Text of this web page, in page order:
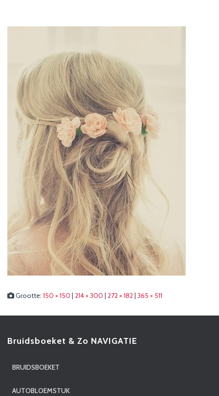
Grootte: 150 × 150 | 214 × 300 | 272 × 182| 365 × 511
Bruidsboeket & Zo NAVIGATIE
BRUIDSBOEKET
AUTOBLOEMSTUK